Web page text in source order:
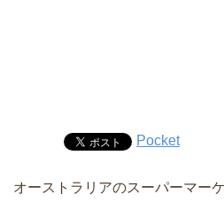
Pocket
オーストラリアのスーパーマー